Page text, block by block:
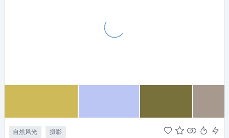
自然风光 摄影